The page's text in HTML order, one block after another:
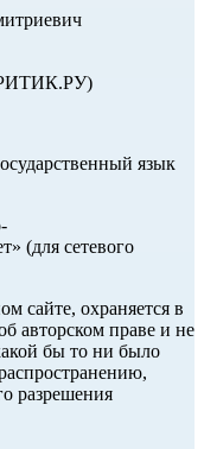
язык
(для сетевого
сайте, охраняется в
авторском праве и не
бы то ни было
разрешения